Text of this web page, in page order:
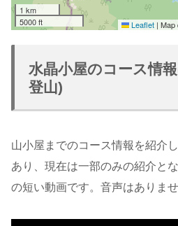
1 km
5000 ft
Leaflet | Map
水晶小屋のコース情
登山)
山小屋までのコース情報を紹介
あり、現在は一部のみの紹介と
の短い動画です。音声はありませ